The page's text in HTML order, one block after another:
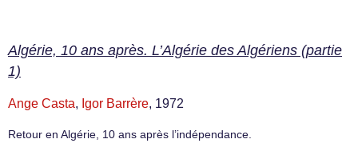
Algérie, 10 ans après. L’Algérie des Algériens (partie
1)
Ange Casta, Igor Barrère, 1972
Retour en Algérie, 10 ans après l’indépendance.